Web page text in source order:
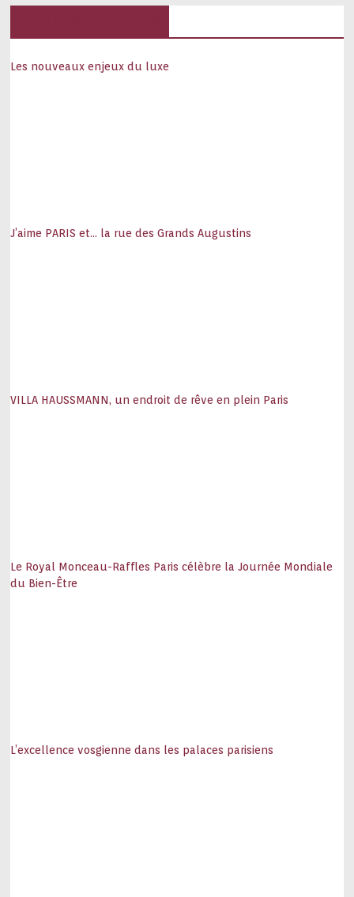
Les nouveaux enjeux du luxe
J’aime PARIS et… la rue des Grands Augustins
VILLA HAUSSMANN, un endroit de rêve en plein Paris
Le Royal Monceau-Raffles Paris célèbre la Journée Mondiale
du Bien-Être
L’excellence vosgienne dans les palaces parisiens